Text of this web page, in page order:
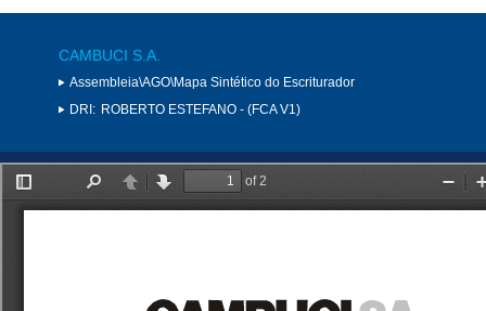
CAMBUCI S.A.
Assembleia\AGO\Mapa Sintético do Escriturador
DRI: ROBERTO ESTEFANO - (FCA V1)